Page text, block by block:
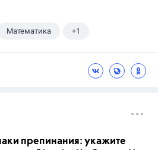
Математика +1
препинания: укажите